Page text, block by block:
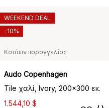
Κατόπιν παραγγελίας
Audo Copenhagen
Tile χαλί, Ivory, 200x300 εκ.
1.544,10 $
WEEKEND DEAL
-10%